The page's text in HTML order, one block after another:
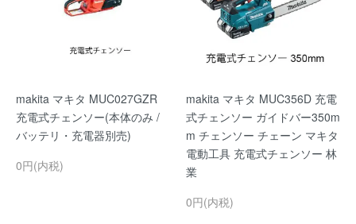
makita マキタ MUC027GZR
充電式チェンソー(本体のみ /
バッテリ・充電器別売)
0円(内税)
makita マキタ MUC356D 充電
式チェンソー ガイドバー350m
m チェンソー チェーン マキタ
電動工具 充電式チェンソー 林
業
0円(内税)